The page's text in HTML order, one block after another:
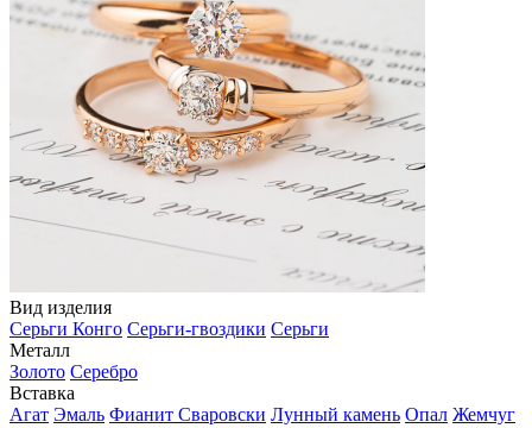
Вид изделия
Серьги Конго Серьги-гвоздики Серьги
Металл
Золото Серебро
Вставка
Агат Эмаль Фианит Сваровски Лунный камень Опал Жемчуг